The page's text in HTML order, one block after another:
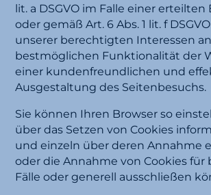
lit. a DSGVO im Falle einer
oder gemäß Art. 6 Abs. 1 lit. f
unserer berechtigten Interessen
bestmöglichen Funktionalität der
einer kundenfreundlichen und
Ausgestaltung des Seitenbesuchs.
Sie können Ihren Browser so
über das Setzen von Cookies
und einzeln über deren Annahme
oder die Annahme von Cookies
Fälle oder generell ausschließen